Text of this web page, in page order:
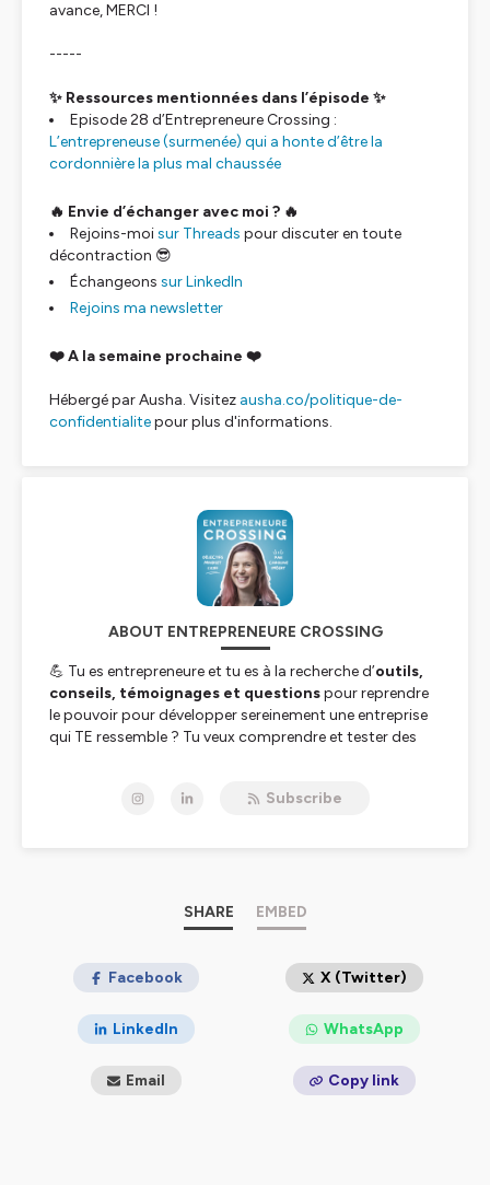
avance, MERCI !
-----
✨ Ressources mentionnées dans l’épisode ✨
Episode 28 d’Entrepreneure Crossing :
L’entrepreneuse (surmenée) qui a honte d’être la
cordonnière la plus mal chaussée
🔥 Envie d’échanger avec moi ? 🔥
Rejoins-moisur Threads pour discuter en toute
décontraction 😎
Échangeons sur LinkedIn
Rejoins ma newsletter
❤️ A la semaine prochaine ❤️
Hébergé par Ausha. Visitez ausha.co/politique-de-
confidentialitepour plus d'informations.
ABOUT ENTREPRENEURE CROSSING
💪 Tu es entrepreneure et tu es à la recherche d’outils,
conseils, témoignages et questionspour reprendre
le pouvoir pour développer sereinement une entreprise
qui TE ressemble ? Tu veux comprendre et tester des
✅ d’expérimenter lesoutils
qui te conviennent,
fonctionnement,
développer le business qui te ressemble.
✅ Tout cela en étant
sereine au quotidien ET à long
Subscribe
SHARE EMBED
Facebook X (Twitter)
LinkedIn WhatsApp
Email Copy link